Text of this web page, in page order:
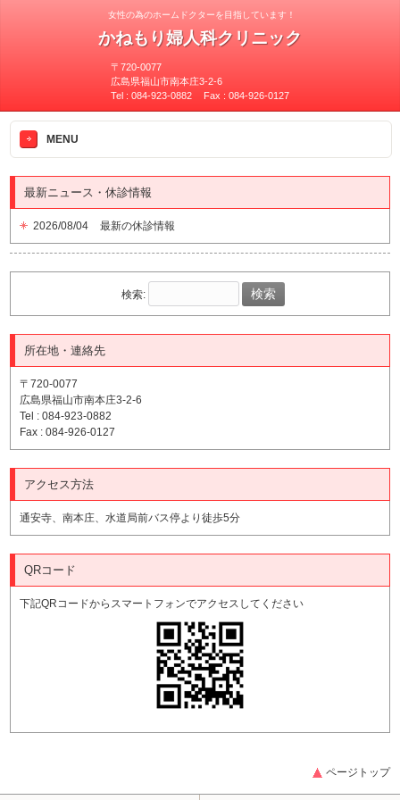
女性の為のホームドクターを目指しています！
かねもり婦人科クリニック
〒720-0077
広島県福山市南本庄3-2-6
Tel : 084-923-0882 Fax :084-926-0127
>MENU
最新ニュース・休診情報
2026/08/04 最新の休診情報
検索:
所在地・連絡先
〒720-0077
広島県福山市南本庄3-2-6
Tel : 084-923-0882
Fax : 084-926-0127
アクセス方法
通安寺、南本庄、水道局前バス停より徒歩5分
QRコード
下記QRコードからスマートフォンでアクセスしてください
ページトップ